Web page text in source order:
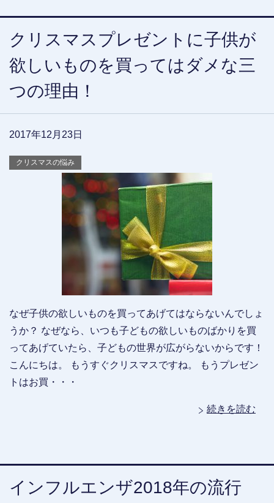
クリスマスプレゼントに子供が
欲しいものを買ってはダメな三
つの理由！
2017年12月23日
クリスマスの悩み
なぜ子供の欲しいものを買ってあげてはならないんでしょ
うか？ なぜなら、いつも子どもの欲しいものばかりを買
ってあげていたら、子どもの世界が広がらないからです！
こんにちは。 もうすぐクリスマスですね。 もうプレゼン
トはお買・・・
続きを読む
インフルエンザ2018年の流行